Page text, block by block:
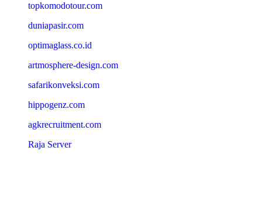
topkomodotour.com
duniapasir.com
optimaglass.co.id
artmosphere-design.com
safarikonveksi.com
hippogenz.com
agkrecruitment.com
Raja Server